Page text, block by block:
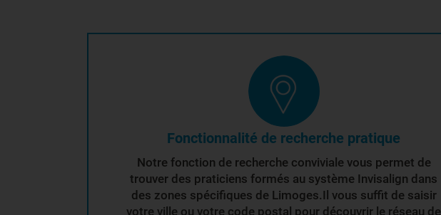
Fonctionnalité de recherche pratique
Notre fonction de recherche conviviale vous permet de
trouver des praticiens formés au système Invisalign dans
des zones spécifiques de Limoges.Il vous suffit de saisir
votre ville ou votre code postal pour découvrir le réseau de